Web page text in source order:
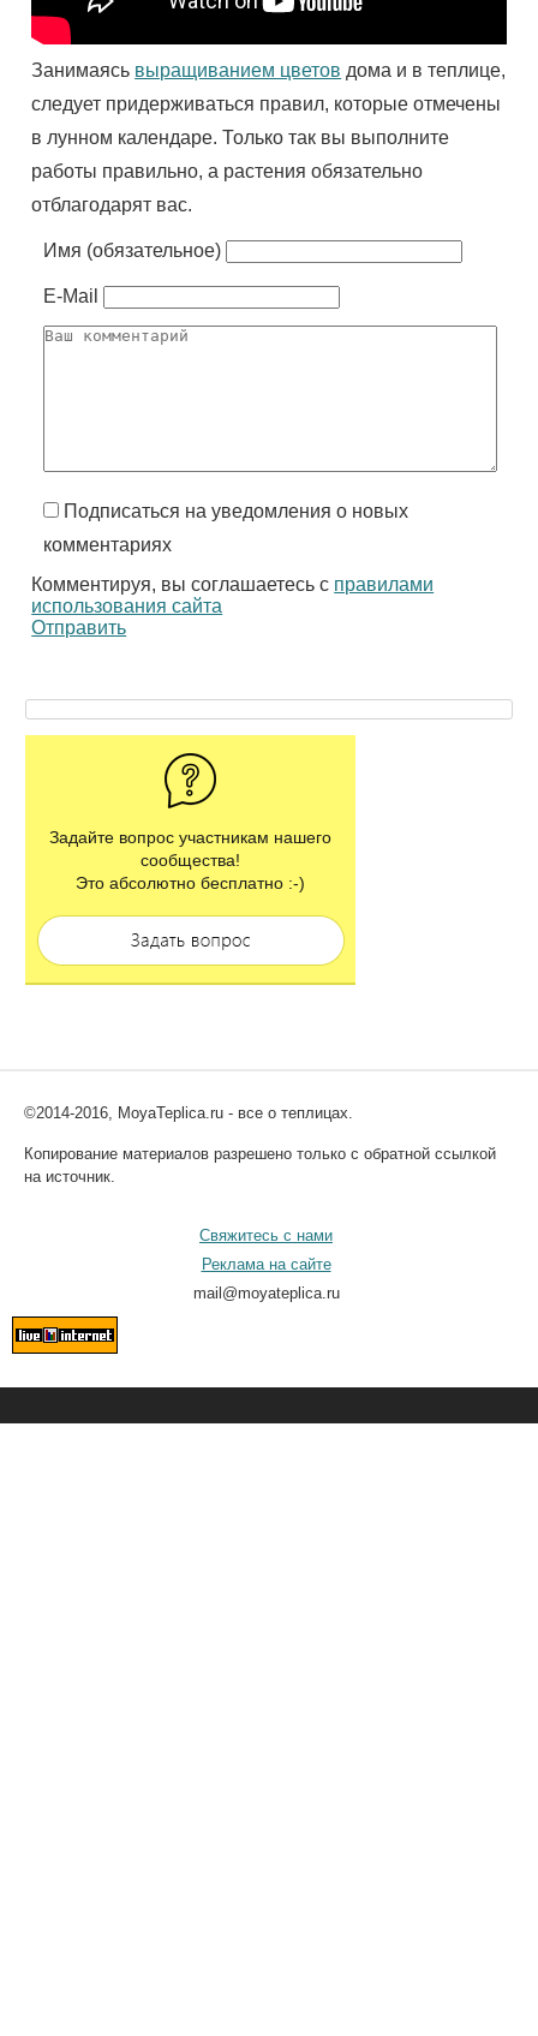
Занимаясь выращиванием цветов дома и в теплице,
следует придерживаться правил, которые отмечены
в лунном календаре. Только так вы выполните
работы правильно, а растения обязательно
отблагодарят вас.
Имя (обязательное)
E-Mail
Подписаться на уведомления о новых
комментариях
Комментируя, вы соглашаетесь с правилами
использования сайта
Отправить
Задайте вопрос участникам нашего
сообщества!
Это абсолютно бесплатно :-)
©2014-2016, MoyaTeplica.ru - все о теплицах.
Копирование материалов разрешено только с обратной ссылкой
на источник.
Свяжитесь с нами
Реклама на сайте
mail@moyateplica.ru